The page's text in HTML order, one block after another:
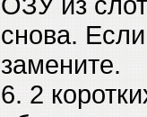
снова.
замените.
6. 2